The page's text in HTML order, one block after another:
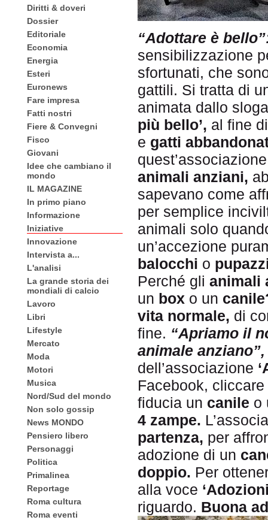
Diritti & doveri
Dossier
Editoriale
Economia
Energia
Esteri
Euronews
Fare impresa
Fatti nostri
Fiere & Convegni
Fisco
Giovani
Idee che cambiano il
mondo
IL MAGAZINE
In primo piano
Informazione
Iniziative
Innovazione
Intervista a...
L'analisi
La grande storia dei
mondiali di calcio
Lavoro
Libri
Lifestyle
Mercato
Moda
Motori
Musica
Nord/Sud del mondo
Non solo gossip
News MONDO
Pensiero libero
Personaggi
Politica
Primalinea
Reportage
Roma cultura
Roma eventi
“Adottare è
sensibilizzazione
sfortunati, che
gattili. Si tratta di
animata dallo
più bello’, al fine
e gatti
animali anziani,
sapevano come
per semplice
animali solo
un’accezione
balocchi o
Perché gli animali
un box o un
vita normale, di
fine. “Apriamo il
animale anziano”,
dell’associazione
Facebook, cliccare
fiducia un canile o
4 zampe.
partenza, per
adozione di un
doppio. Per
alla voce
riguardo. Buona